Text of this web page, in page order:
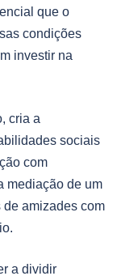
que o
condições
investir na
cria a
sociais
com
mediação de um
de amizades com
a dividir